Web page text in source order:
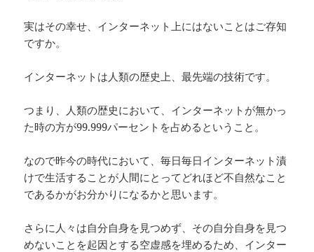
実はその幸せ、インターネット上にはないことはご存知
ですか。
インターネットは人類の歴史上、最先端の技術です。
つまり、人類の歴史において、インターネットが無かっ
た時の方が99.999パーセントを占めるということ。
なので昨今の時代において、毎日毎日インターネット漬
けで生活することが人間にとってどれほど不自然なこと
であるかがお分かりになるかと思います。
さらに人々は自分自身を見つめず、その自分自身を見つ
めないことを起因とする空虚感を埋めるため、インター